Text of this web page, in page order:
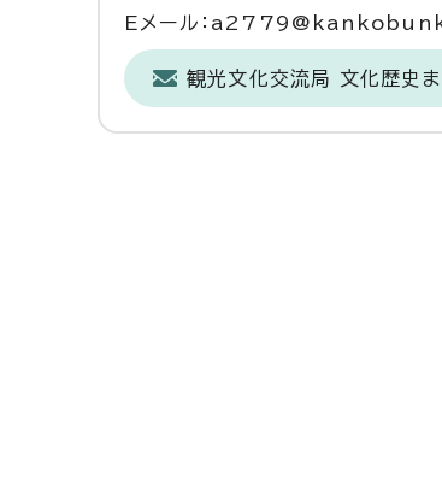
Eメール：
観光文化交流局 文化歴史